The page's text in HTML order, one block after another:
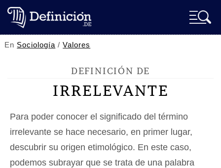
En Sociología /Valores
DEFINICIÓN DE
IRRELEVANTE
Para poder conocer el significado del término
irrelevante se hace necesario, en primer lugar,
descubrir su origen etimológico. En este caso,
podemos subrayar que se trata de una palabra